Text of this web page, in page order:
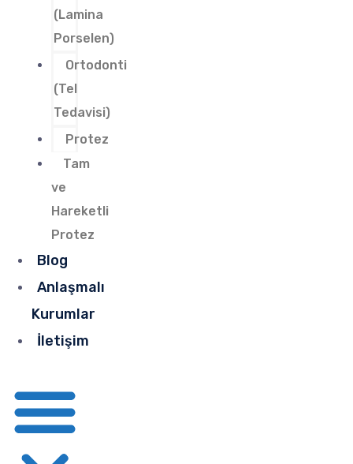
(Lamina
Porselen)
Ortodonti
(Tel
Tedavisi)
Protez
Tam
ve
Hareketli
Protez
Blog
Anlaşmalı
Kurumlar
İletişim